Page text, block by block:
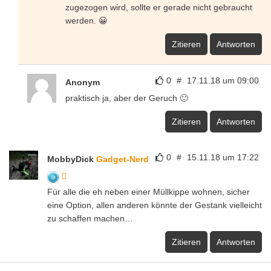
zugezogen wird, sollte er gerade nicht gebraucht
werden. 😀
Zitieren Antworten
0 # 17.11.18 um 09:00
Anonym
praktisch ja, aber der Geruch 🙂
Zitieren Antworten
0 # 15.11.18 um 17:22
MobbyDick Gadget-Nerd
Für alle die eh neben einer Müllkippe wohnen, sicher
eine Option, allen anderen könnte der Gestank vielleicht
zu schaffen machen…
Zitieren Antworten